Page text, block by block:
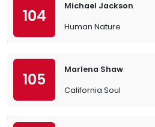
104
Michael Jackson
Human Nature
105
Marlena Shaw
California Soul